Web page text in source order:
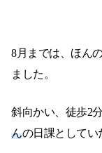
8月までは、ほん
ました。
斜向かい、徒歩2
んの日課としてい